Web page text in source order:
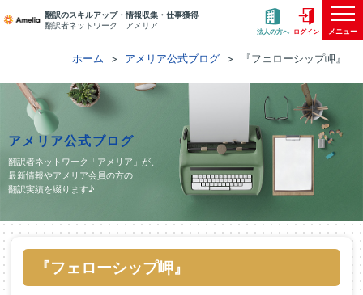
翻訳のスキルアップ・情報収集・仕事獲得
翻訳者ネットワーク アメリア
法人の方へ ログイン メニュー
ホーム アメリア公式ブログ 『フェローシップ岬』
アメリア公式ブログ
翻訳者ネットワーク「アメリア」が、
最新情報やアメリア会員の方の
翻訳実績を綴ります♪
『フェローシップ岬』